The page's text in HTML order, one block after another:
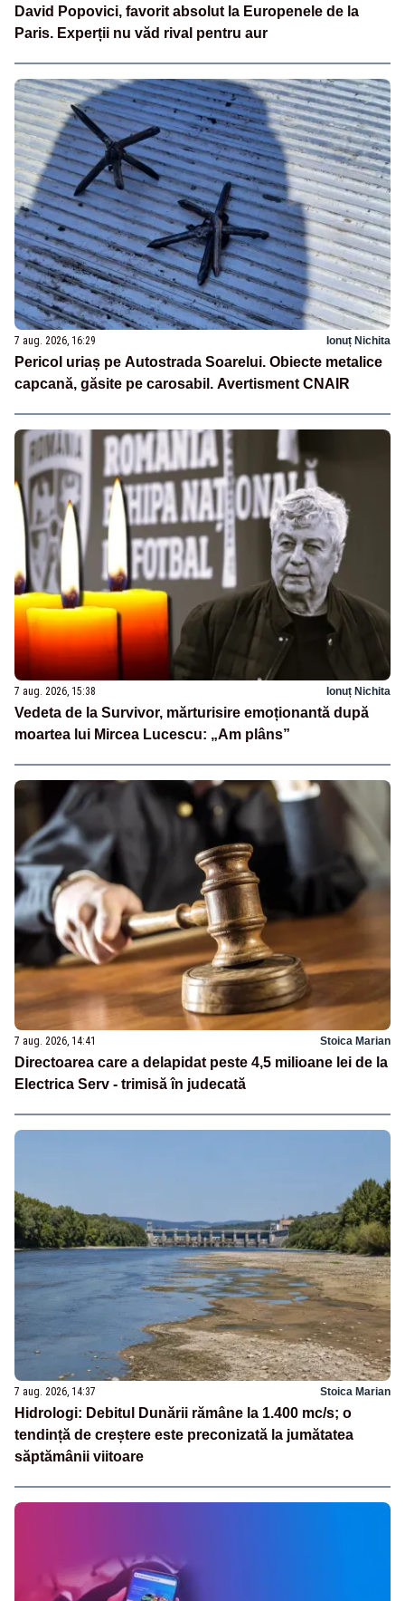
David Popovici, favorit absolut la Europenele de la
Paris. Experții nu văd rival pentru aur
7 aug. 2026, 16:29 Ionuț Nichita
Pericol uriaș pe Autostrada Soarelui. Obiecte metalice
capcană, găsite pe carosabil. Avertisment CNAIR
7 aug. 2026, 15:38 Ionuț Nichita
Vedeta de la Survivor, mărturisire emoționantă după
moartea lui Mircea Lucescu: „Am plâns”
7 aug. 2026, 14:41 Stoica Marian
Directoarea care a delapidat peste 4,5 milioane lei de la
Electrica Serv - trimisă în judecată
7 aug. 2026, 14:37 Stoica Marian
Hidrologi: Debitul Dunării rămâne la 1.400 mc/s; o
tendință de creștere este preconizată la jumătatea
săptămânii viitoare